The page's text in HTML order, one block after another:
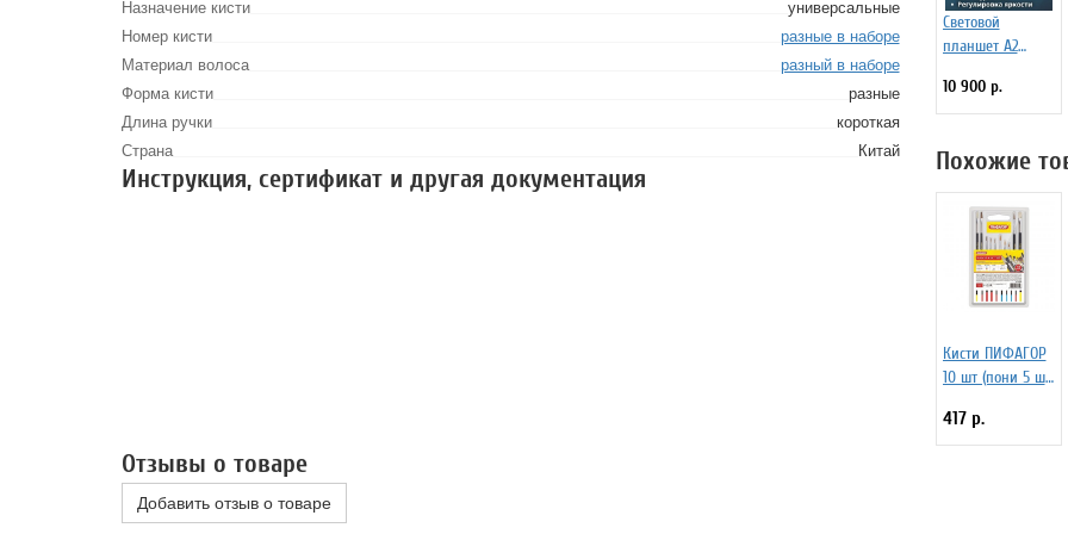
Назначение кисти
универсальные
Номер кисти
разные в наборе
Материал волоса
разный в наборе
Форма кисти
разные
Длина ручки
короткая
Страна
Китай
Инструкция, сертификат и другая документация
Световой
планшет А2
10 900 р.
Похожие
Кисти ПИФАГОР
10 шт (пони 5 шт,
щетина 2 шт,
круглые,
417 р.
Отзывы о товаре
Добавить отзыв о товаре